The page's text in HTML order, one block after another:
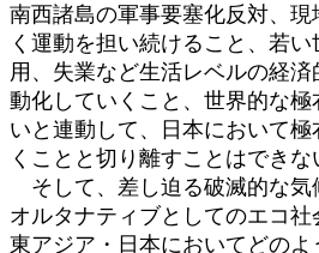
南西諸島の軍事要塞化反対、
く運動を担い続けること、若
用、失業など生活レベルの経
動化していくこと、世界的な
いと連動して、日本において
くことと切り離すことはできな
そして、差し迫る破滅的な気
オルタナティブとしてのエコ
東アジア・日本においてどのよ